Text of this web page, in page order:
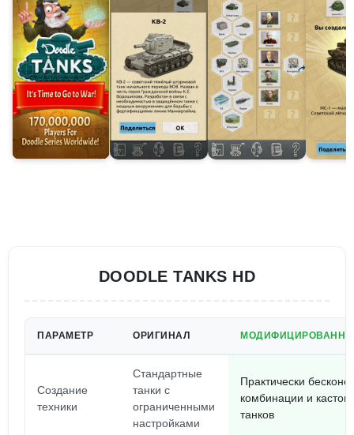
DOODLE TANKS HD
ПАРАМЕТР ОРИГИНАЛ
Создание
техники
Стандартные
танки с
ограниченными
настройками
Практически
комбинации и
танков